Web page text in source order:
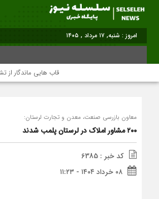
امروز : شنبه, ۱۷ مرداد , ۱۴۰۵
قاب هایی ماندگار از
معاون بازرسی صنعت، معدن و تجارت لرستان:
۲۰۰ مشاور املاک در لرستان پلمب شدند
کد خبر : 6385
۰۸ خرداد ۱۴۰۴ - ۱۱:۲۳